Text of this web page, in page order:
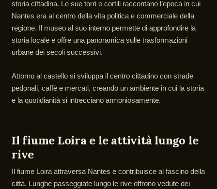
storia cittadina. Le sue torri e cortili raccontano l’epoca in cui
Nantes era al centro della vita politica e commerciale della
regione. Il museo al suo interno permette di approfondire la
storia locale e offre una panoramica sulle trasformazioni
urbane dei secoli successivi.
Attorno al castello si sviluppa il centro cittadino con strade
pedonali, caffè e mercati, creando un ambiente in cui la storia
e la quotidianità si intrecciano armoniosamente.
Il fiume Loira e le attività lungo le
rive
Il fiume Loira attraversa Nantes e contribuisce al fascino della
città. Lunghe passeggiate lungo le rive offrono vedute dei